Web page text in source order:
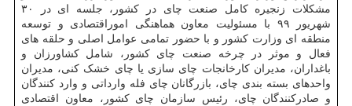
مشکلات زنجیره کامل صنعت چای در کشور، جلسه ای در ۳۰
شهریور ۹۹ با مسئولیت معاون هماهنگی اموراقتصادی و توسعه
منطقه ای وزارت کشور و با حضور تمامی عوامل اصلی و حلقه های
فعال و موثر در چرخه صنعت چای کشور، شامل کشاورزان و
باغداران، مدیران کارخانجات چای سازی یا چای خشک کنی، مدیران
واحدهای بسته بندی چای، بازرگانان چای فله وارداتی و وارد کنندگان
و صادرکنندگان چای، رئیس سازمان چای کشور، معاون اقتصادی